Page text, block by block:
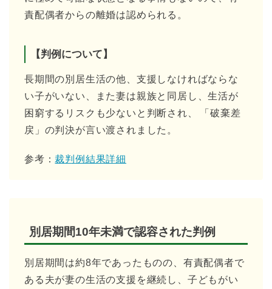
責配偶者からの離婚は認められる。
【判例について】
長期間の別居生活の他、支援しなければならな
い子がいない、また妻は親族と同居し、生活が
困窮するリスクも少ないと判断され、 「破棄差
戻」の判決が言い渡されました。
参考：裁判例結果詳細
別居期間10年未満で認容された判例
別居期間は約8年であったものの、有責配偶者で
ある夫が妻の生活の支援を継続し、子どもがい